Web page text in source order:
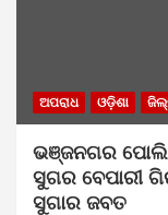
ଅପରାଧ ଓଡ଼ିଶା
ଭଞ୍ଜନଗର
ସୁଗର ବେପାରୀ
ସୁଗାର ଜବତ